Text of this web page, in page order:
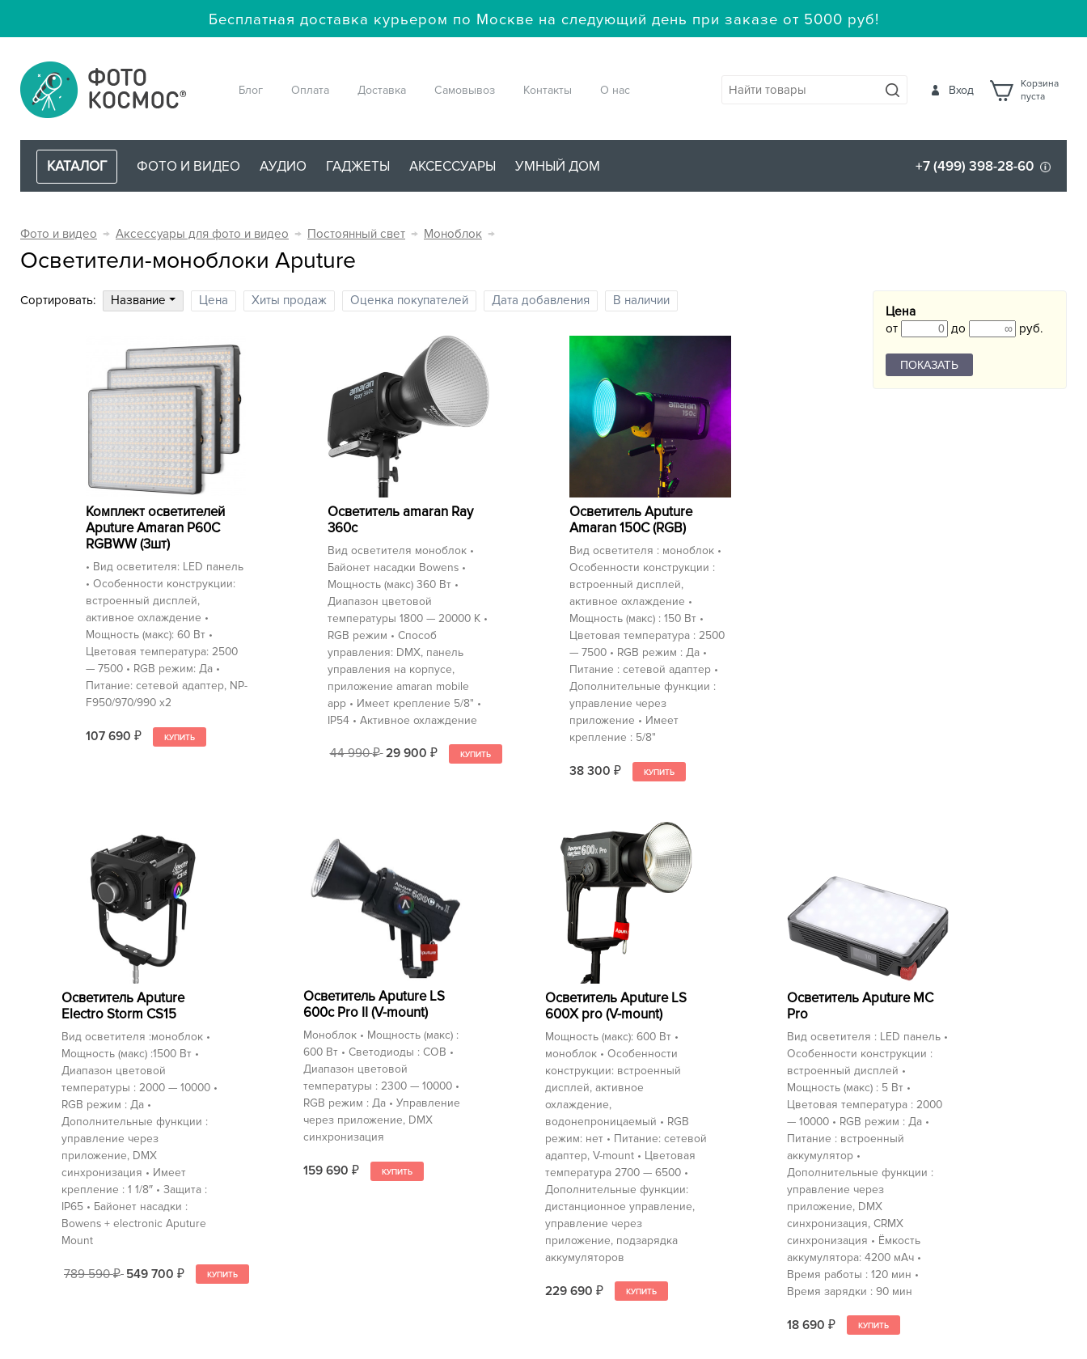
Бесплатная доставка курьером по Москве на следующий день при заказе от 5000 руб!
Блог Оплата Доставка Самовывоз Контакты О нас
Корзина
пуста
Вход
КАТАЛОГ ФОТО И ВИДЕО АУДИО ГАДЖЕТЫ АКСЕССУАРЫ УМНЫЙ ДОМ +7 (499) 398-28-60
Фото и видео → Аксессуары для фото и видео → Постоянный свет → Моноблок →
Осветители-моноблоки Aputure
Цена
от
до руб.
Сортировать: Название Цена Хиты продаж Оценка покупателей Дата добавления В наличии
Комплект осветителей
Aputure Amaran P60C
RGBWW (3шт)
• Вид осветителя: LED панель
• Особенности конструкции:
встроенный дисплей,
активное охлаждение •
Мощность (макс): 60 Вт •
Цветовая температура: 2500
— 7500 • RGB режим: Да •
Питание: сетевой адаптер, NP-
F950/970/990 х2
107 690 ₽
Осветитель amaran Ray
360c
Вид осветителя моноблок •
Байонет насадки Bowens •
Мощность (макс) 360 Вт •
Диапазон цветовой
температуры 1800 — 20000 K •
RGB режим • Способ
управления: DMX, панель
управления на корпусе,
приложение amaran mobile
app • Имеет крепление 5/8" •
IP54 • Активное охлаждение
44 990₽ 29 900 ₽
Осветитель Aputure
Amaran 150C (RGB)
Вид осветителя : моноблок •
Особенности конструкции :
встроенный дисплей,
активное охлаждение •
Мощность (макс) : 150 Вт •
Цветовая температура : 2500
— 7500 • RGB режим : Да •
Питание : сетевой адаптер •
Дополнительные функции :
управление через
приложение • Имеет
крепление : 5/8"
38 300 ₽
Осветитель Aputure
Electro Storm CS15
Вид осветителя :моноблок •
Мощность (макс) :1500 Вт •
Диапазон цветовой
температуры : 2000 — 10000 •
RGB режим : Да •
Дополнительные функции :
управление через
приложение, DMX
синхронизация • Имеет
крепление : 1 1/8″ • Защита :
IP65 • Байонет насадки :
Bowens + electronic Aputure
Mount
789 590₽ 549 700 ₽
Осветитель Aputure LS
600c Pro II (V-mount)
Моноблок • Мощность (макс) :
600 Вт • Светодиоды : COB •
Диапазон цветовой
температуры : 2300 — 10000 •
RGB режим : Да • Управление
через приложение, DMX
синхронизация
159 690 ₽
Осветитель Aputure LS
600X pro (V-mount)
Мощность (макс): 600 Вт •
моноблок • Особенности
конструкции: встроенный
дисплей, активное
охлаждение,
водонепроницаемый • RGB
режим: нет • Питание: сетевой
адаптер, V-mount • Цветовая
температура 2700 — 6500 •
Дополнительные функции:
дистанционное управление,
управление через
приложение, подзарядка
аккумуляторов
229 690 ₽
Осветитель Aputure MC
Pro
Вид осветителя : LED панель •
Особенности конструкции :
встроенный дисплей •
Мощность (макс) : 5 Вт •
Цветовая температура : 2000
— 10000 • RGB режим : Да •
Питание : встроенный
аккумулятор •
Дополнительные функции :
управление через
приложение, DMX
синхронизация, CRMX
синхронизация • Ёмкость
аккумулятора: 4200 мАч •
Время работы : 120 мин •
Время зарядки : 90 мин
18 690 ₽